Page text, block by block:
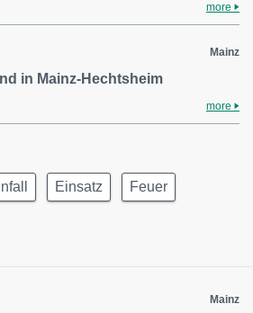
more
Mainz
in Mainz-Hechtsheim
more
Einsatz Feuer
Mainz